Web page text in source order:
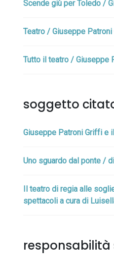
Scende giù per Toledo /
Teatro / Giuseppe
Tutto il teatro / Giuseppe
soggetto
Giuseppe Patroni Griffi e
Uno sguardo dal ponte /
Il teatro di regia alle
spettacoli a cura di